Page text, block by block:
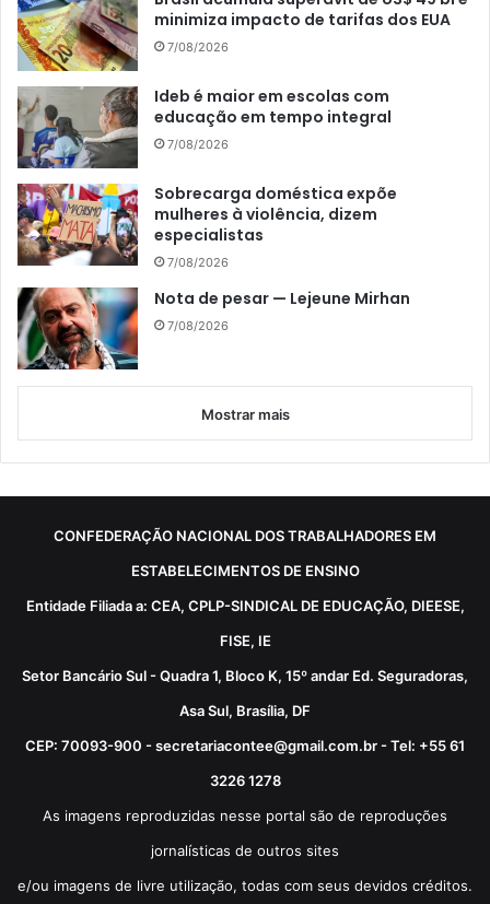
minimiza impacto de tarifas dos EUA
7/08/2026
Ideb é maior em escolas com
educação em tempo integral
7/08/2026
Sobrecarga doméstica expõe
mulheres à violência, dizem
especialistas
7/08/2026
Nota de pesar — Lejeune Mirhan
7/08/2026
Mostrar mais
CONFEDERAÇÃO NACIONAL DOS TRABALHADORES EM
ESTABELECIMENTOS DE ENSINO
Entidade Filiada a: CEA, CPLP-SINDICAL DE EDUCAÇÃO, DIEESE,
FISE, IE
Setor Bancário Sul - Quadra 1, Bloco K, 15º andar Ed. Seguradoras,
Asa Sul, Brasília, DF
CEP: 70093-900 - secretariacontee@gmail.com.br - Tel: +55 61
3226 1278
As imagens reproduzidas nesse portal são de reproduções
jornalísticas de outros sites
e/ou imagens de livre utilização, todas com seus devidos créditos.